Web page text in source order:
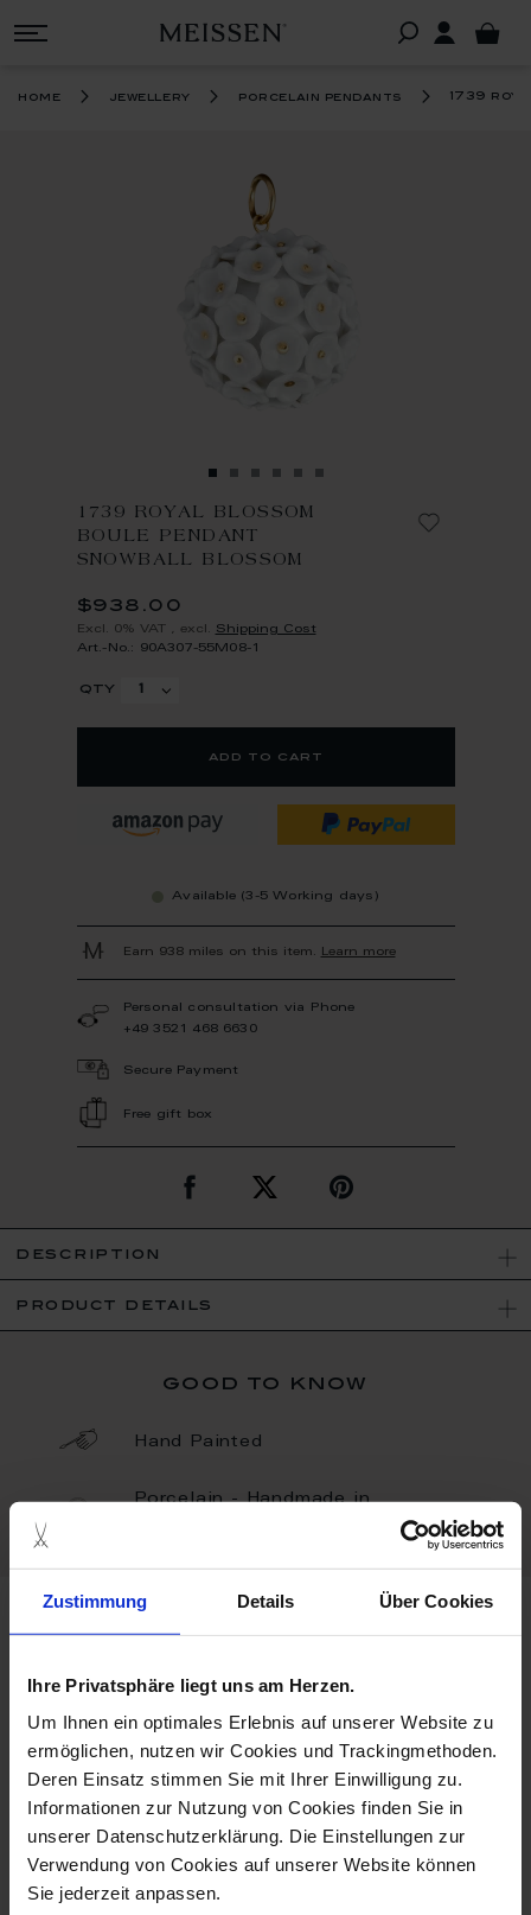
Zustimmung Details Über Cookies
Ihre Privatsphäre liegt uns am Herzen.
Um Ihnen ein optimales Erlebnis auf unserer Website zu
ermöglichen, nutzen wir Cookies und Trackingmethoden.
Deren Einsatz stimmen Sie mit Ihrer Einwilligung zu.
Informationen zur Nutzung von Cookies finden Sie in
unserer Datenschutzerklärung. Die Einstellungen zur
Verwendung von Cookies auf unserer Website können
Sie jederzeit anpassen.
home jewellery porcelain pendants 1739
1739 ROYAL BLOSSOM
BOULE PENDANT
SNOWBALL BLOSSOM
$938.00
Excl. 0% VAT excl. Shipping Cost
Art.-No.: 90A307-55M08-1
qty
add to cart
Available (3-5 Working days)
Earn 938 miles on this item. Learn more
Personal consultation via Phone
+49 3521 468 6630
Secure Payment
Free gift box
description
product details
good to know
Hand Painted
Porcelain - Handmade in